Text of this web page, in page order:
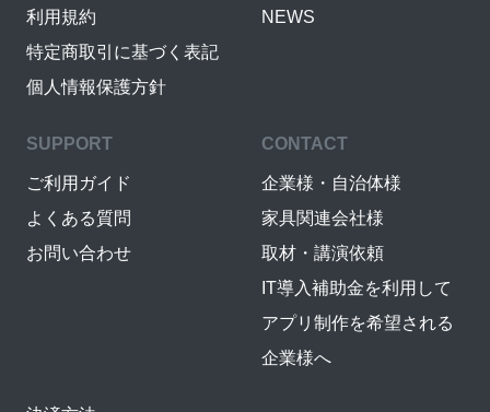
利用規約
特定商取引に基づく表記
個人情報保護方針
NEWS
SUPPORT
ご利用ガイド
よくある質問
お問い合わせ
CONTACT
企業様・自治体様
家具関連会社様
取材・講演依頼
IT導入補助金を利用して
アプリ制作を希望される
企業様へ